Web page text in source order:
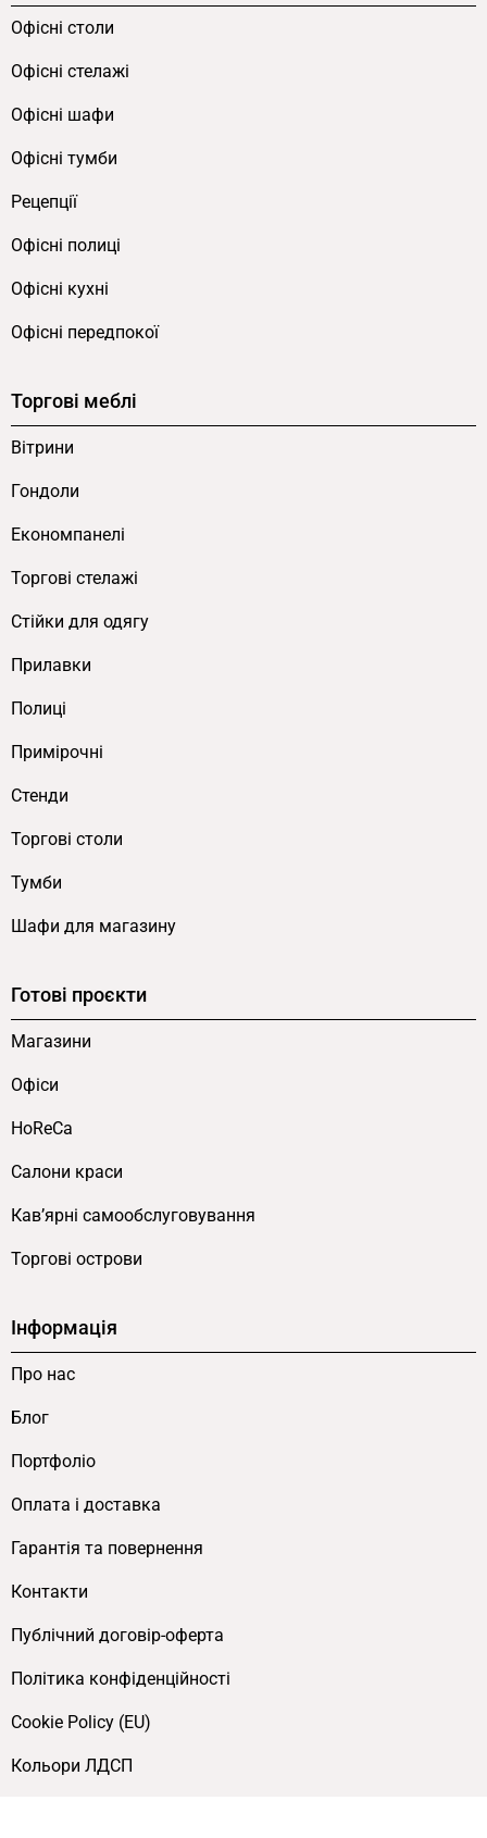
Офісні столи
Офісні стелажі
Офісні шафи
Офісні тумби
Рецепції
Офісні полиці
Офісні кухні
Офісні передпокої
Торгові меблі
Вітрини
Гондоли
Економпанелі
Торгові стелажі
Cтійки для одягу
Прилавки
Полиці
Примірочні
Стенди
Торгові столи
Тумби
Шафи для магазину
Готові проєкти
Магазини
Офіси
HoReCa
Салони краси
Кав’ярні самообслуговування
Торгові острови
Інформація
Про нас
Блог
Портфоліо
Оплата і доставка
Гарантія та повернення
Контакти
Публічний договір-оферта
Політика конфіденційності
Cookie Policy (EU)
Кольори ЛДСП